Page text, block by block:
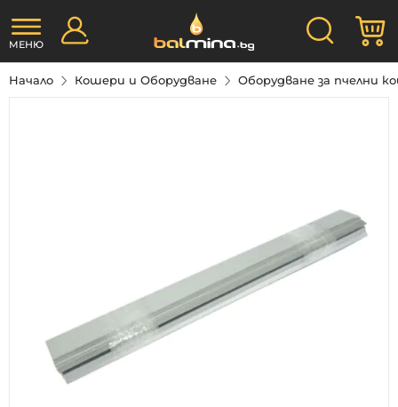
към
съдържанието
Търсене
МЕНЮ
Начало Кошери и Оборудване Оборудване за пчелни